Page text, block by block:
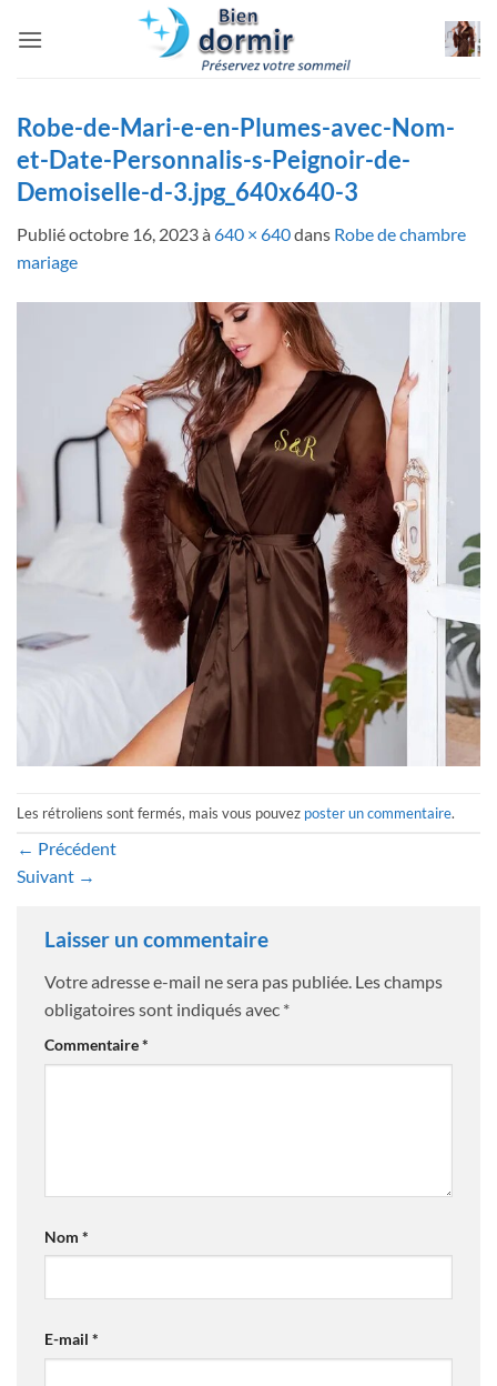
Robe-de-Mari-e-en-Plumes-avec-Nom-
et-Date-Personnalis-s-Peignoir-de-
Demoiselle-d-3.jpg_640x640-3
Publiéoctobre 16, 2023à 640 × 640dans Robe de chambre
mariage
Les rétroliens sont fermés, mais vous pouvez poster un commentaire.
← Précédent
Suivant →
Laisser un commentaire
Votre adresse e-mail ne sera pas publiée. Les champs
obligatoires sont indiqués avec *
Commentaire*
Nom *
E-mail *